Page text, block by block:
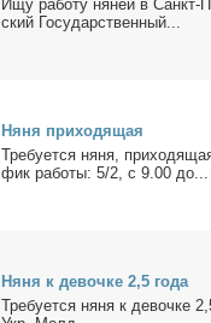
Ищу ра­бо­ту ня­ней в Санкт-
ский Го­судар­ствен­ный...
Ня­ня при­хо­дя­щая
Тре­бу­ет­ся ня­ня,
фик ра­бо­ты: 5/2, с 9.00 до...
Ня­ня к де­воч­ке 2,5 го­да
Тре­бу­ет­ся ня­ня к де­воч­ке